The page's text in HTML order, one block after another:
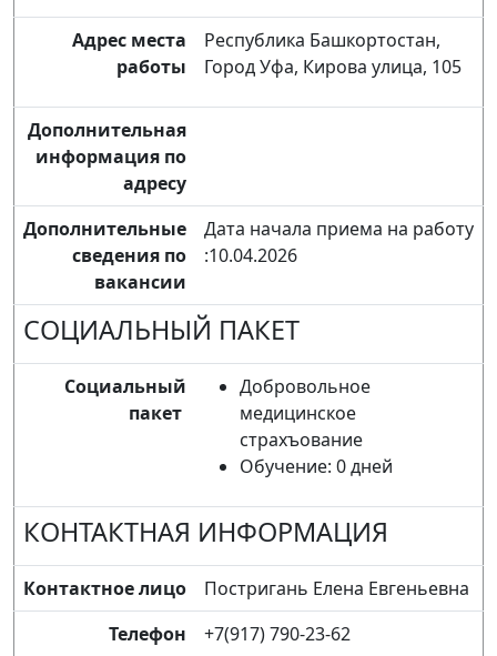
Адрес места
работы
Республика Башкортостан,
Город Уфа, Кирова улица, 105
Дополнительная
информация по
адресу
Дополнительные
сведения по
вакансии
Дата начала приема на работу
:10.04.2026
СОЦИАЛЬНЫЙ ПАКЕТ
Социальный
пакет
Добровольное
медицинское
страхъование
Обучение: 0 дней
КОНТАКТНАЯ ИНФОРМАЦИЯ
Контактное лицо
Постригань Елена Евгеньевна
Телефон
+7(917) 790-23-62